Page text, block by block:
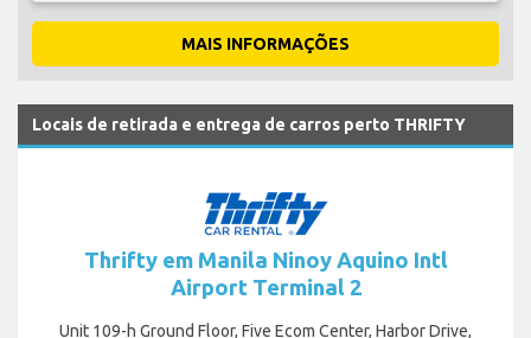
MAIS INFORMAÇÕES
Locais de retirada e entrega de carros perto THRIFTY
Thrifty em Manila Ninoy Aquino Intl
Airport Terminal 2
Unit 109-h Ground Floor, Five Ecom Center, Harbor Drive,